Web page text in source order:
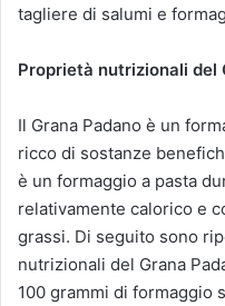
tagliere di salumi e
Proprietà nutrizionali del
Il Grana Padano è un
ricco di sostanze
è un formaggio a pasta
relativamente calorico e
grassi. Di seguito sono
nutrizionali del Grana
100 grammi di formaggio